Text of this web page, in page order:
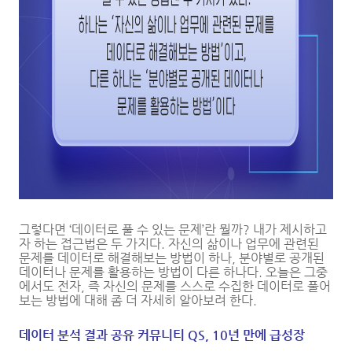
그렇다면 ‘데이터로 풀 수 있는 문제’란 뭘까? 내가 제시하고
자 하는 접근법은 두 가지다. 자신의 삶이나 업무에 관련된
문제를 데이터로 해결해보는 방법이 하나, 분야별로 공개된
데이터나 문제를 활용하는 방법이 다른 하나다. 오늘은 그중
에서도 전자, 즉 자신의 문제를 스스로 수집한 데이터로 풀어
보는 방법에 대해 좀 더 자세히 알아보려 한다.
데이터 분석 결과 공유 커뮤니티 QS, 10년 만에 급성장